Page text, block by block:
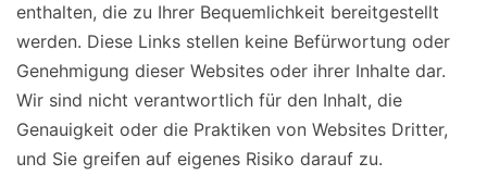
enthalten, die zu Ihrer Bequemlichkeit bereitgestellt
werden. Diese Links stellen keine Befürwortung oder
Genehmigung dieser Websites oder ihrer Inhalte dar.
Wir sind nicht verantwortlich für den Inhalt, die
Genauigkeit oder die Praktiken von Websites Dritter,
und Sie greifen auf eigenes Risiko darauf zu.